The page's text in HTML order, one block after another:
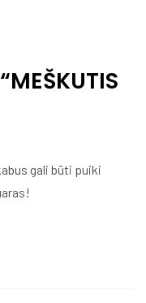
gali būti puiki